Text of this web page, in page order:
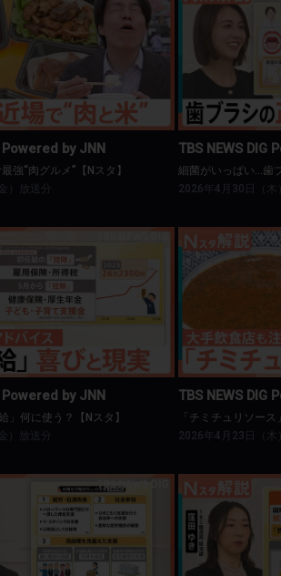
DIG Powered by JNN
しむ最強“肉グルメ”【Nスタ】
Powered by JNN
強“肉グルメ”【Nスタ】
）放送分
TBS
細菌がいっぱ
TBS NEWS DIG
細菌がいっぱい…歯
2026年4月30日（木
DIG Powered by JNN
初任給」何に使う？【Nスタ】
Powered by JNN
」何に使う？【Nスタ】
）放送分
TBS
「チミチュリソ
TBS NEWS DIG
「チミチュリソー
2026年4月23日（木
世代の支援が必要？【Nスタ】
TBS
「燃油サーチ